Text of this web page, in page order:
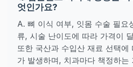
엇인가요?
A. 뼈 이식 여부, 잇몸 수술 필요
류, 시술 난이도에 따라 가격이
또한 국산과 수입산 재료 선택에
가 발생하며, 치과마다 책정하는